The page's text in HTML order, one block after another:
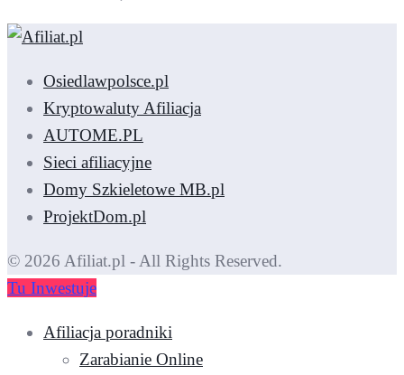
Osiedlawpolsce.pl
Kryptowaluty Afiliacja
AUTOME.PL
Sieci afiliacyjne
Domy Szkieletowe MB.pl
ProjektDom.pl
© 2026 Afiliat.pl - All Rights Reserved.
Tu Inwestuje
Afiliacja poradniki
Zarabianie Online